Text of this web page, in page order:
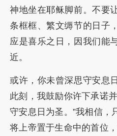
神地坐在耶稣脚前。不要
条框框、繁文缛节的日子
应是喜乐之日，因我们能
近。
或许，你未曾深思守安息
此刻，我鼓励你许下承诺
守安息日为圣。”我相信，
将上帝置于生命中的首位